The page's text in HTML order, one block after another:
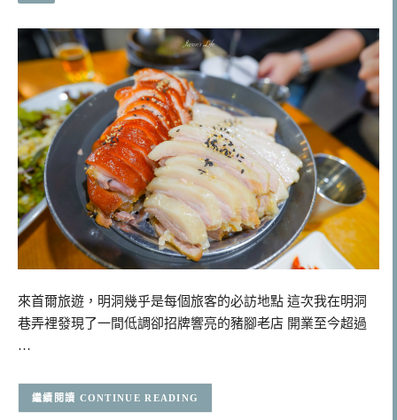
來首爾旅遊，明洞幾乎是每個旅客的必訪地點 這次我在明洞
巷弄裡發現了一間低調卻招牌響亮的豬腳老店 開業至今超過
…
CONTINUE READING